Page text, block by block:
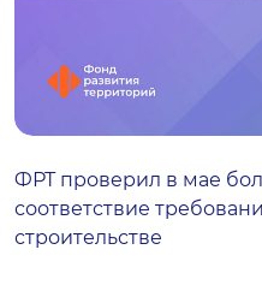
ФРТ проверил в мае
соответствие
строительстве